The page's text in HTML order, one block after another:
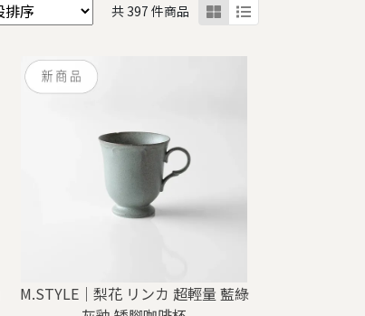
共 397 件商品
M.STYLE｜梨花 リンカ 超輕量 藍綠